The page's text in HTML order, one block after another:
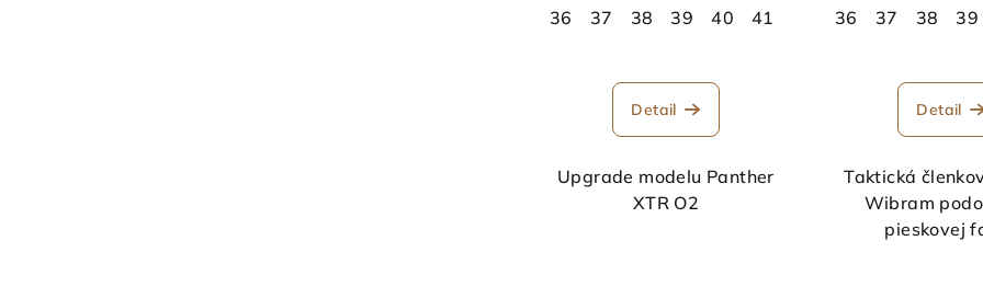
36
37 38 39 40 41 43 44 45 46
Detail
Upgrade modelu Panther
XTR O2
36
37 38 39
Detail
Taktická
Wibram
pieskovej